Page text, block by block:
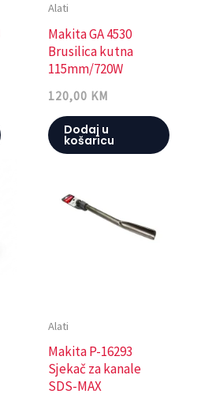
Alati
Makita GA 4530
Brusilica kutna
115mm/720W
120,00 KM
Dodaj u
košaricu
Alati
Makita P-16293
Sjekač za kanale
SDS-MAX